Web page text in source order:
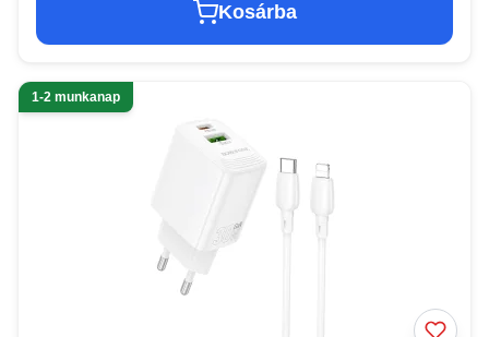
Kosárba
1-2 munkanap